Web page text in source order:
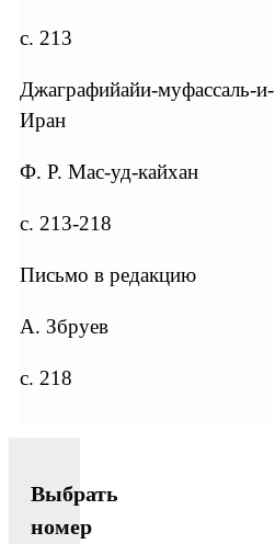
с. 213
Джаграфийайи-муфассаль-и-
Иран
Ф. Р. Мас-уд-кайхан
с. 213-218
Письмо в редакцию
А. Збруев
с. 218
Выбрать
номер